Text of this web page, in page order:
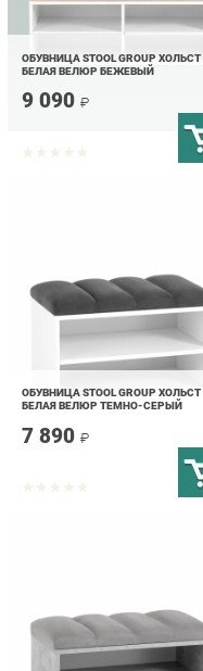
ОБУВНИЦА STOOL GROUP ХОЛЬСТ 2
БЕЛАЯ ВЕЛЮР БЕЖЕВЫЙ
9 090₽
ОБУВНИЦА STOOL GROUP ХОЛЬСТ
БЕЛАЯ ВЕЛЮР ТЕМНО-СЕРЫЙ
7 890₽
ОБУВНИЦА STOOL GROUP ХОЛЬСТ
СЕРАЯ ВЕЛЮР СЕРЫЙ